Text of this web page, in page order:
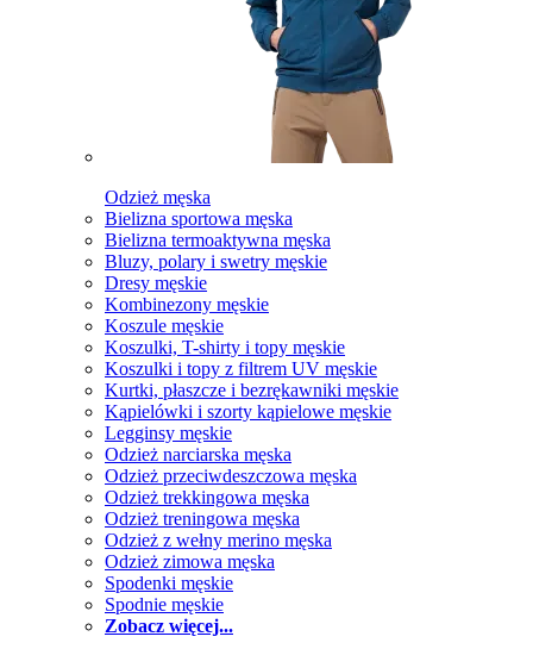
Odzież męska
Bielizna sportowa męska
Bielizna termoaktywna męska
Bluzy, polary i swetry męskie
Dresy męskie
Kombinezony męskie
Koszule męskie
Koszulki, T-shirty i topy męskie
Koszulki i topy z filtrem UV męskie
Kurtki, płaszcze i bezrękawniki męskie
Kąpielówki i szorty kąpielowe męskie
Legginsy męskie
Odzież narciarska męska
Odzież przeciwdeszczowa męska
Odzież trekkingowa męska
Odzież treningowa męska
Odzież z wełny merino męska
Odzież zimowa męska
Spodenki męskie
Spodnie męskie
Zobacz więcej...